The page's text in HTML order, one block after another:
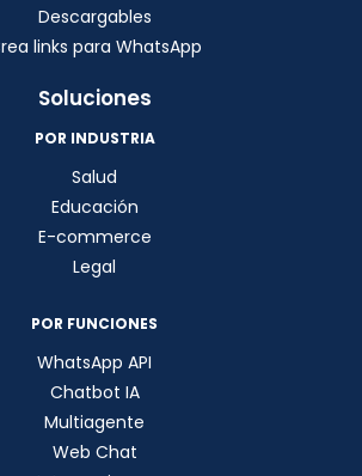
Descargables
links para WhatsApp
Soluciones
POR INDUSTRIA
Salud
Educación
E-commerce
Legal
POR FUNCIONES
WhatsApp API
Chatbot IA
Multiagente
Web Chat